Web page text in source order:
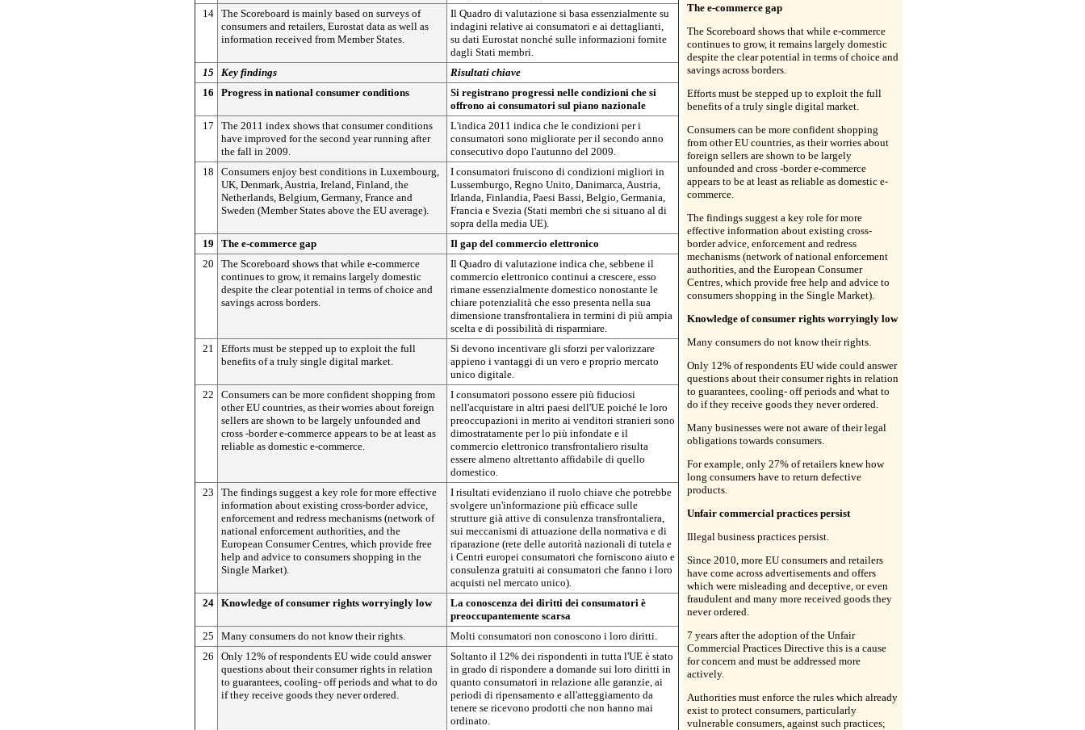
14 The Scoreboard is mainly based on surveys of
consumers and retailers, Eurostat data as well as
information received from Member States.
Il Quadro di valutazione si basa essenzialmente su
indagini relative ai consumatori e ai dettaglianti,
su dati Eurostat nonché sulle informazioni fornite
dagli Stati membri.
15
Key findings
Risultati chiave
16
Progress in national consumer conditions
Si registrano progressi nelle condizioni che si
offrono ai consumatori sul piano nazionale
17
The 2011 index shows that consumer conditions
have improved for the second year running after
the fall in 2009.
L'indica 2011 indica che le condizioni per i
consumatori sono migliorate per il secondo anno
consecutivo dopo l'autunno del 2009.
18
Consumers enjoy best conditions in Luxembourg,
UK, Denmark, Austria, Ireland, Finland, the
Netherlands, Belgium, Germany, France and
Sweden (Member States above the EU average).
I consumatori fruiscono di condizioni migliori in
Lussemburgo, Regno Unito, Danimarca, Austria,
Irlanda, Finlandia, Paesi Bassi, Belgio, Germania,
Francia e Svezia (Stati membri che si situano al di
sopra della media UE).
19
The e-commerce gap
Il gap del commercio elettronico
20
The Scoreboard shows that while e-commerce
continues to grow, it remains largely domestic
despite the clear potential in terms of choice and
savings across borders.
Il Quadro di valutazione indica che, sebbene il
commercio elettronico continui a crescere, esso
rimane essenzialmente domestico nonostante le
chiare potenzialità che esso presenta nella sua
dimensione transfrontaliera in termini di più ampia
scelta e di possibilità di risparmiare.
21
Efforts must be stepped up to exploit the full
benefits of a truly single digital market.
Si devono incentivare gli sforzi per valorizzare
appieno i vantaggi di un vero e proprio mercato
unico digitale.
22
Consumers can be more confident shopping from
other EU countries, as their worries about foreign
sellers are shown to be largely unfounded and
cross -border e-commerce appears to be at least as
reliable as domestic e-commerce.
I consumatori possono essere più fiduciosi
nell'acquistare in altri paesi dell'UE poiché le loro
preoccupazioni in merito ai venditori stranieri sono
dimostratamente per lo più infondate e il
commercio elettronico transfrontaliero risulta
essere almeno altrettanto affidabile di quello
domestico.
23
The findings suggest a key role for more effective
information about existing cross-border advice,
enforcement and redress mechanisms (network of
national enforcement authorities, and the
European Consumer Centres, which provide free
help and advice to consumers shopping in the
Single Market).
I risultati evidenziano il ruolo chiave che potrebbe
svolgere un'informazione più efficace sulle
strutture già attive di consulenza transfrontaliera,
sui meccanismi di attuazione della normativa e di
riparazione (rete delle autorità nazionali di tutela e
i Centri europei consumatori che forniscono aiuto e
consulenza gratuiti ai consumatori che fanno i loro
acquisti nel mercato unico).
24 Knowledge of consumer rights worryingly low
La conoscenza dei diritti dei consumatori è
preoccupantemente scarsa
25
Many consumers do not know their rights.
Molti consumatori non conoscono i loro diritti.
26
Only 12% of respondents EU wide could answer
questions about their consumer rights in relation
to guarantees, cooling- off periods and what to do
if they receive goods they never ordered.
Soltanto il 12% dei rispondenti in tutta l'UE è stato
in grado di rispondere a domande sui loro diritti in
quanto consumatori in relazione alle garanzie, ai
periodi di ripensamento e all'atteggiamento da
tenere se ricevono prodotti che non hanno mai
ordinato.
The e-commerce gap
The Scoreboard shows that while e-commerce
continues to grow, it remains largely domestic
despite the clear potential in terms of choice and
savings across borders.
Efforts must be stepped up to exploit the full
benefits of a truly single digital market.
Consumers can be more confident shopping
from other EU countries, as their worries about
foreign sellers are shown to be largely
unfounded and cross -border e-commerce
appears to be at least as reliable as domestic e-
commerce.
The findings suggest a key role for more
effective information about existing cross-
border advice, enforcement and redress
mechanisms (network of national enforcement
authorities, and the European Consumer
Centres, which provide free help and advice to
consumers shopping in the Single Market).
Knowledge of consumer rights worryingly low
Many consumers do not know their rights.
Only 12% of respondents EU wide could answer
questions about their consumer rights in relation
to guarantees, cooling- off periods and what to
do if they receive goods they never ordered.
Many businesses were not aware of their legal
obligations towards consumers.
For example, only 27% of retailers knew how
long consumers have to return defective
products.
Unfair commercial practices persist
Illegal business practices persist.
Since 2010, more EU consumers and retailers
have come across advertisements and offers
which were misleading and deceptive, or even
fraudulent and many more received goods they
never ordered.
7 years after the adoption of the Unfair
Commercial Practices Directive this is a cause
for concern and must be addressed more
actively.
Authorities must enforce the rules which already
exist to protect consumers, particularly
vulnerable consumers, against such practices;